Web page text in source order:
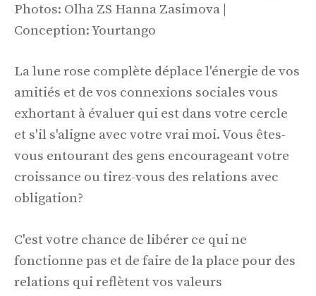
Photos: Olha ZS Hanna Zasimova |
Conception: Yourtango
La lune rose complète déplace l'énergie de vos
amitiés et de vos connexions sociales vous
exhortant à évaluer qui est dans votre cercle
et s'il s'aligne avec votre vrai moi. Vous êtes-
vous entourant des gens encourageant votre
croissance ou tirez-vous des relations avec
obligation?
C'est votre chance de libérer ce qui ne
fonctionne pas et de faire de la place pour des
relations qui reflètent vos valeurs